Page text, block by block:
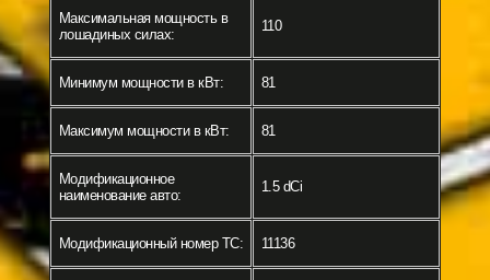
Максимальная мощность в
лошадиных силах:
110
Минимум мощности в кВт: 81
Максимум мощности в кВт: 81
Модификационное
наименование авто:
1.5 dCi
Модификационный номер ТС: 11136